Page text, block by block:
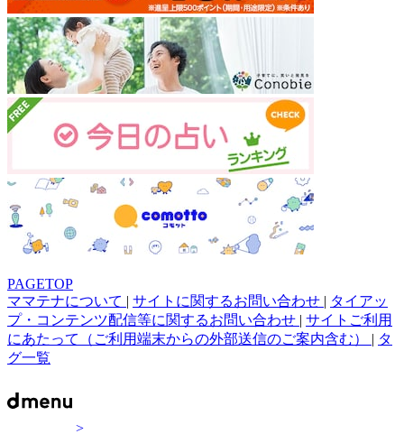
PAGETOP
ママテナについて | サイトに関するお問い合わせ | タイアッ
プ・コンテンツ配信等に関するお問い合わせ | サイトご利用
にあたって（ご利用端末からの外部送信のご案内含む） | タ
グ一覧
>